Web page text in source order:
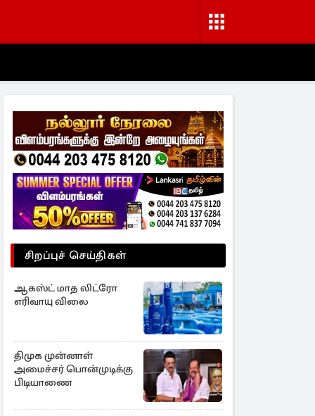
சிறப்புச் செய்திகள்
ஆகஸ்ட் மாத லிட்ரோ
எரிவாயு விலை
திமுக முன்னாள்
அமைச்சர் பொன்முடிக்கு
பிடியாணை